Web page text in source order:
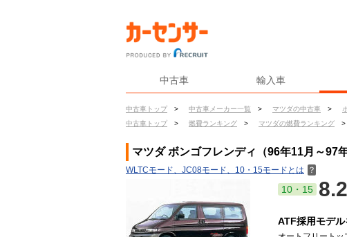
中古車 輸入車
中古車トップ > 中古車メーカー一覧 > マツダの中古車 >
中古車トップ
> 燃費ランキング > マツダの燃費ランキング >
マツダ ボンゴフレンディ（96年11月～97
WLTCモード、JC08モード、10・15モードとは ？
10・15 8.2
ATF採用モデ